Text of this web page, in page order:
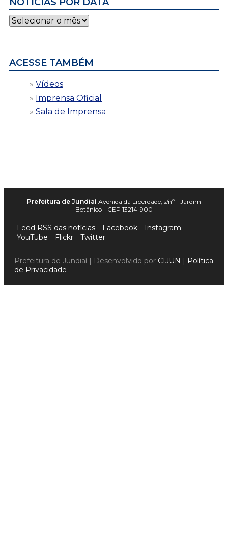
Notícias
por
ACESSE TAMBÉM
Vídeos
Imprensa Oficial
Sala de Imprensa
Prefeitura de Jundiaí Avenida da Liberdade, s/nº - Jardim
Botânico - CEP 13214-900
Feed RSS das notícias Facebook
Instagram
YouTube
Flickr Twitter
Prefeitura de Jundiaí | Desenvolvido por CIJUN | Política
de Privacidade